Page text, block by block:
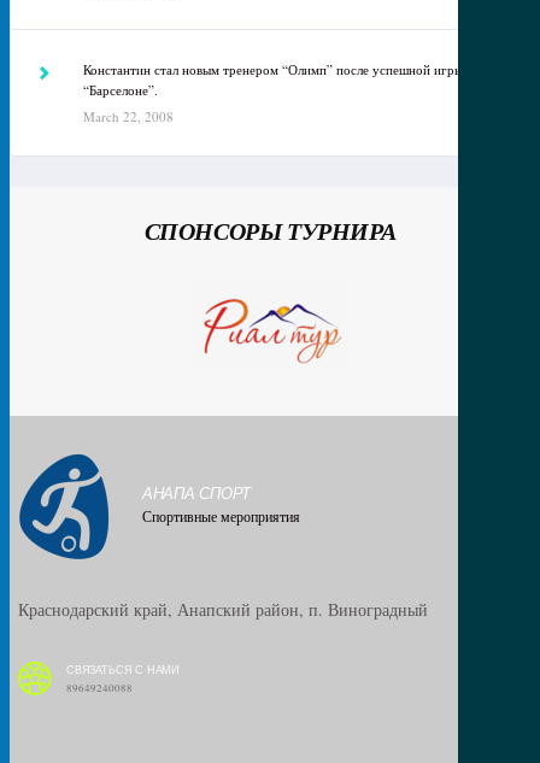
Константин стал новым тренером “Олимп” после успешной игры в
“Барселоне”.
March 22, 2008
СПОНСОРЫ ТУРНИРА
АНАПА СПОРТ
Спортивные мероприятия
Краснодарский край, Анапский район, п. Виноградный
СВЯЗАТЬСЯ С НАМИ
89649240088